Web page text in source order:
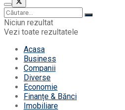
Niciun rezultat
Vezi toate rezultatele
Acasa
Business
Companii
Diverse
Economie
Finanțe & Bănci
Imobiliare